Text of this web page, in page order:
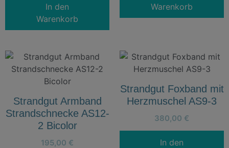
In den
Warenkorb
Warenkorb
Strandgut Armband
Strandschnecke AS12-
2 Bicolor
195,00 €
Strandgut Foxband mit
Herzmuschel AS9-3
380,00 €
In den